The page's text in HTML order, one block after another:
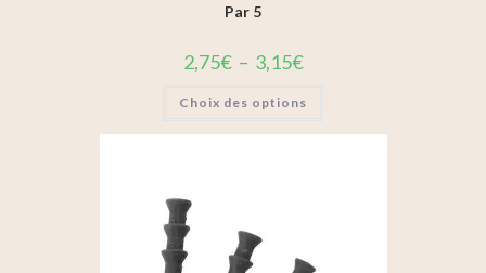
Par 5
2,75€ – 3,15€
Choix des options